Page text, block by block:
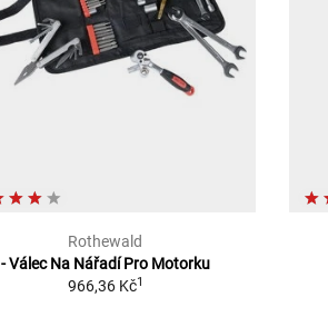
Rothewald
- Válec Na Nářadí Pro Motorku
966,36 Kč1